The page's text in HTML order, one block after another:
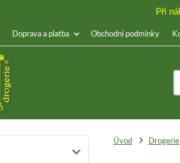
Při
Doprava a platba Obchodní podmínky
Úvod Drogerie